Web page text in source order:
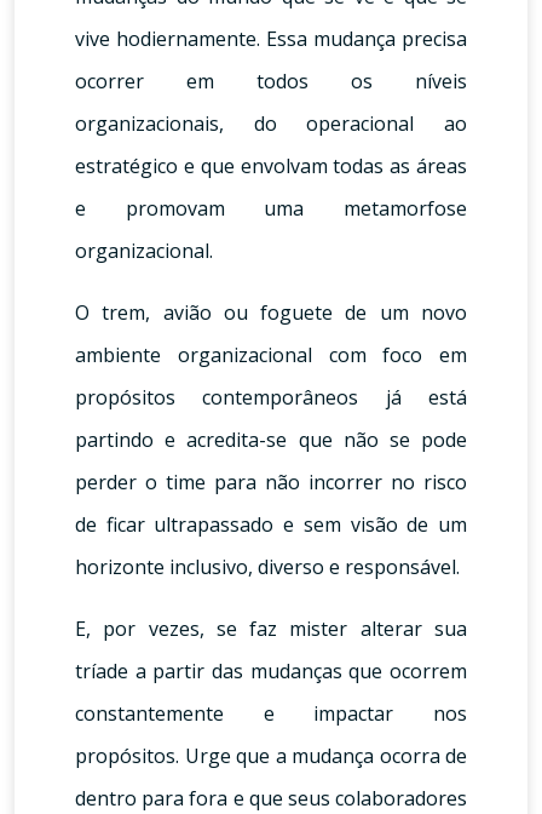
vive hodiernamente. Essa mudança precisa
ocorrer em todos os níveis
organizacionais, do operacional ao
estratégico e que envolvam todas as áreas
e promovam uma metamorfose
organizacional.
O trem, avião ou foguete de um novo
ambiente organizacional com foco em
propósitos contemporâneos já está
partindo e acredita-se que não se pode
perder o time para não incorrer no risco
de ficar ultrapassado e sem visão de um
horizonte inclusivo, diverso e responsável.
E, por vezes, se faz mister alterar sua
tríade a partir das mudanças que ocorrem
constantemente e impactar nos
propósitos. Urge que a mudança ocorra de
dentro para fora e que seus colaboradores